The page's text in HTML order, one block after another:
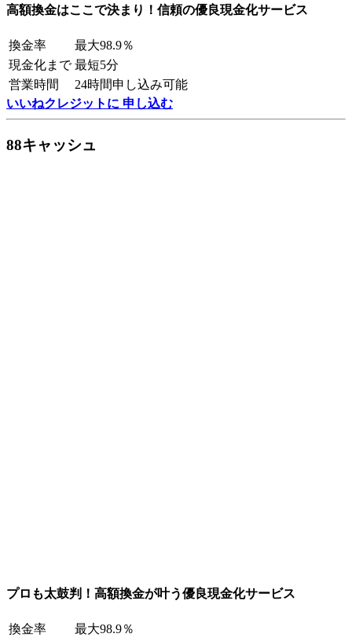
高額換金はここで決まり！信頼の優良現金化サービス
換金率
最大98.9％
現金化まで 最短5分
営業時間
24時間申し込み可能
いいねクレジットに 申し込む
88キャッシュ
プロも太鼓判！高額換金が叶う優良現金化サービス
換金率
最大98.9％